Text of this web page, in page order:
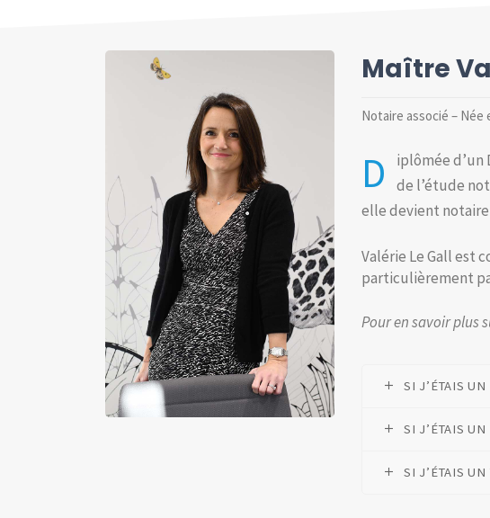
Maître
Notaire associé – Née
D
iplômée d’un
de l’étude
elle devient notaire
Valérie Le Gall est
particulièrement
Pour en savoir plus
SI J’ÉTAIS
SI J’ÉTAIS
SI J’ÉTAIS